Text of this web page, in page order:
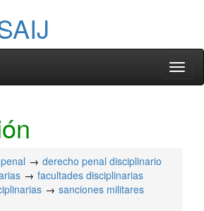
derecho penal disciplinario
facultades disciplinarias
sanciones militares